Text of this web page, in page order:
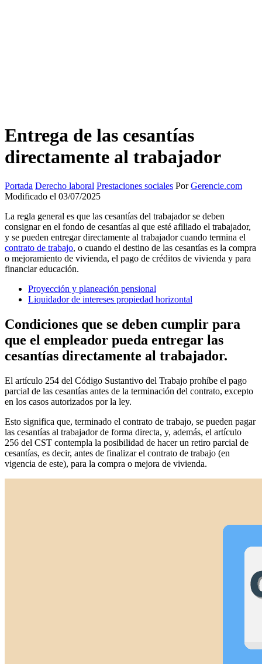
Entrega de las cesantías
directamente al trabajador
Portada Derecho laboral Prestaciones sociales PorGerencie.com
Modificado el 03/07/2025
La regla general es que las cesantías del trabajador se deben
consignar en el fondo de cesantías al que esté afiliado el trabajador,
y se pueden entregar directamente al trabajador cuando termina el
contrato de trabajo, o cuando el destino de las cesantías es la compra
o mejoramiento de vivienda, el pago de créditos de vivienda y para
financiar educación.
Proyección y planeación pensional
Liquidador de intereses propiedad horizontal
Condiciones que se deben cumplir para
que el empleador pueda entregar las
cesantías directamente al trabajador.
El artículo 254 del Código Sustantivo del Trabajo prohíbe el pago
parcial de las cesantías antes de la terminación del contrato, excepto
en los casos autorizados por la ley.
Esto significa que, terminado el contrato de trabajo, se pueden pagar
las cesantías al trabajador de forma directa, y, además, el artículo
256 del CST contempla la posibilidad de hacer un retiro parcial de
cesantías, es decir, antes de finalizar el contrato de trabajo (en
vigencia de este), para la compra o mejora de vivienda.